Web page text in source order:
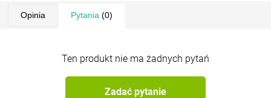
Opinia Pytania (0)
Ten produkt nie ma żadnych pytań
Zadać pytanie